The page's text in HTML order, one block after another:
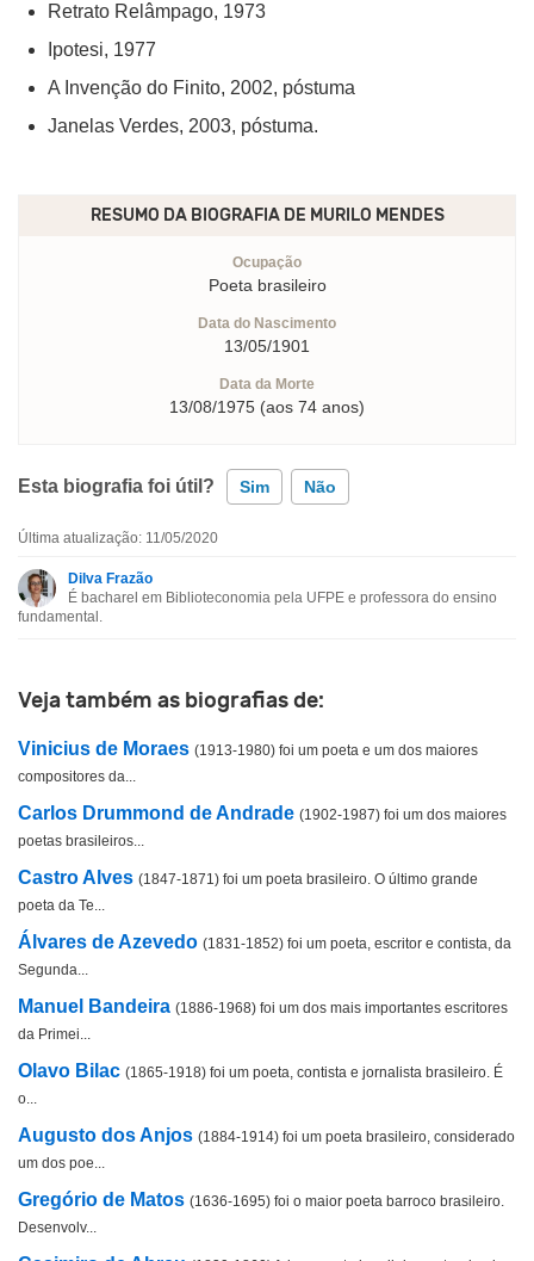
Retrato Relâmpago, 1973
Ipotesi, 1977
A Invenção do Finito, 2002, póstuma
Janelas Verdes, 2003, póstuma.
RESUMO DA BIOGRAFIA DE MURILO MENDES
Ocupação
Poeta brasileiro
Data do Nascimento
13/05/1901
Data da Morte
13/08/1975 (aos 74 anos)
Esta biografia foi útil? Sim Não
Esta biografia não tem a informação que procuro
Última atualização: 11/05/2020
Dilva Frazão
É bacharel em Biblioteconomia pela UFPE e professora do ensino
fundamental.
Veja também as biografias de:
Vinicius de Moraes (1913-1980) foi um poeta e um dos maiores
compositores da...
Carlos Drummond de Andrade (1902-1987) foi um dos maiores
poetas brasileiros...
Castro Alves (1847-1871) foi um poeta brasileiro. O último grande
poeta da Te...
Álvares de Azevedo (1831-1852) foi um poeta, escritor e contista, da
Segunda...
Manuel Bandeira (1886-1968) foi um dos mais importantes escritores
da Primei...
Olavo Bilac (1865-1918) foi um poeta, contista e jornalista brasileiro. É
o...
Augusto dos Anjos (1884-1914) foi um poeta brasileiro, considerado
um dos poe...
Gregório de Matos (1636-1695) foi o maior poeta barroco brasileiro.
Desenvolv...